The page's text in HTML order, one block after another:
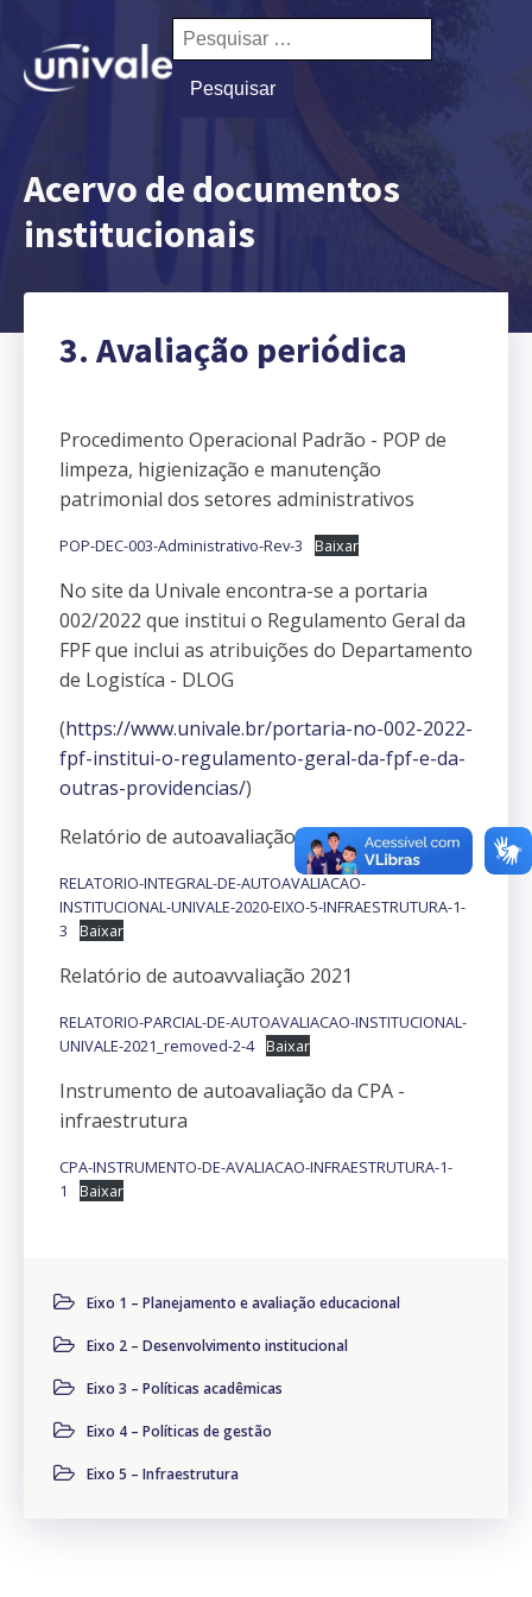
Pesquisar
por:
Acervo de documentos
institucionais
3. Avaliação periódica
Procedimento Operacional Padrão - POP de
limpeza, higienização e manutenção
patrimonial dos setores administrativos
POP-DEC-003-Administrativo-Rev-3 Baixar
No site da Univale encontra-se a portaria
002/2022 que institui o Regulamento Geral da
FPF que inclui as atribuições do Departamento
de Logistíca - DLOG
(https://www.univale.br/portaria-no-002-2022-
fpf-institui-o-regulamento-geral-da-fpf-e-da-
outras-providencias/)
Relatório de autoavaliação 2020
RELATORIO-INTEGRAL-DE-AUTOAVALIACAO-
INSTITUCIONAL-UNIVALE-2020-EIXO-5-INFRAESTRUTURA-1-
3
Baixar
Relatório de autoavvaliação 2021
RELATORIO-PARCIAL-DE-AUTOAVALIACAO-INSTITUCIONAL-
UNIVALE-2021_removed-2-4 Baixar
Instrumento de autoavaliação da CPA -
infraestrutura
CPA-INSTRUMENTO-DE-AVALIACAO-INFRAESTRUTURA-1-
1
Baixar
Eixo 1 – Planejamento e avaliação educacional
Eixo 2 – Desenvolvimento institucional
Eixo 3 – Políticas acadêmicas
Eixo 4 – Políticas de gestão
Eixo 5 – Infraestrutura